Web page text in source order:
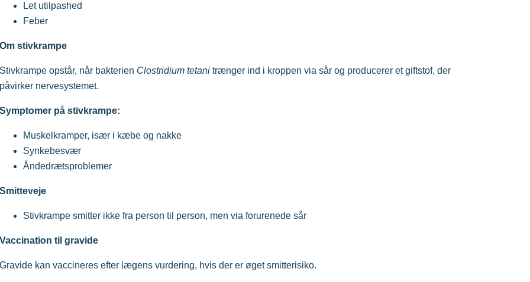
Let utilpashed
Feber
stivkrampe
opstår, når bakterien Clostridium tetanitrænger ind i kroppen via sår og producerer et giftstof, der
nervesystemet.
på stivkrampe:
Muskelkramper, især i kæbe og nakke
Synkebesvær
Åndedrætsproblemer
Stivkrampe smitter ikke fra person til person, men via forurenede sår
til gravide
kan vaccineres efter lægens vurdering, hvis der er øget smitterisiko.